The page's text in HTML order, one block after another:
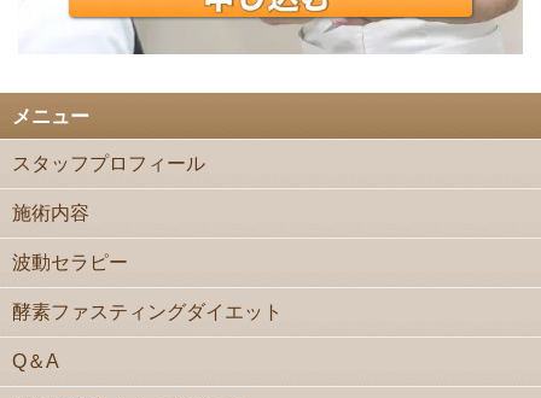
メニュー
スタッフプロフィール
施術内容
波動セラピー
酵素ファスティングダイエット
Q＆A